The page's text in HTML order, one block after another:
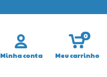
Minha conta Meu carrinho
0